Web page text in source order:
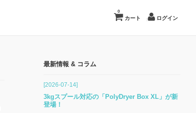
カート
0
ログイン
最新情報 & コラム
[2026-07-14]
3kgスプール対応の「PolyDryer Box XL」が新
登場！